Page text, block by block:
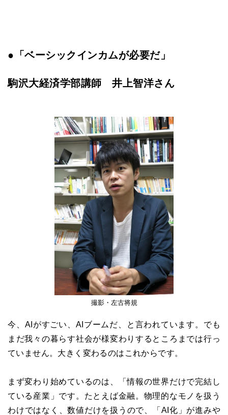
●「ベーシックインカムが必要だ」
駒沢大経済学部講師 井上智洋さん
撮影・左古将規
今、AIがすごい、AIブームだ、と言われています。でも
まだ我々の暮らす社会が様変わりするところまでは行っ
ていません。大きく変わるのはこれからです。
まず変わり始めているのは、「情報の世界だけで完結し
ている産業」です。たとえば金融。物理的なモノを扱う
わけではなく、数値だけを扱うので、「AI化」が進みや